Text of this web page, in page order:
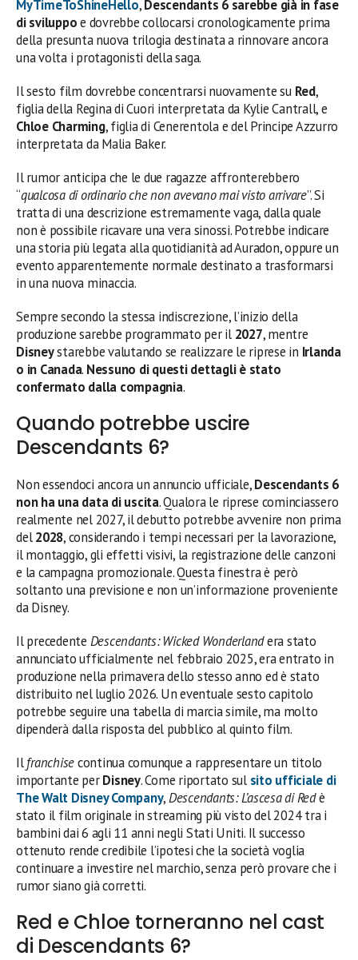
MyTimeToShineHello, Descendants 6 sarebbe già in fase
di sviluppoe dovrebbe collocarsi cronologicamente prima
della presunta nuova trilogia destinata a rinnovare ancora
una volta i protagonisti della saga.
Il sesto film dovrebbe concentrarsi nuovamente su Red,
figlia della Regina di Cuori interpretata da Kylie Cantrall, e
Chloe Charming, figlia di Cenerentola e del Principe Azzurro
interpretata da Malia Baker.
Il rumor anticipa che le due ragazze affronterebbero
“qualcosa di ordinario che non avevano mai visto arrivare”. Si
tratta di una descrizione estremamente vaga, dalla quale
non è possibile ricavare una vera sinossi. Potrebbe indicare
una storia più legata alla quotidianità ad Auradon, oppure un
evento apparentemente normale destinato a trasformarsi
in una nuova minaccia.
Sempre secondo la stessa indiscrezione, l’inizio della
produzione sarebbe programmato per il 2027, mentre
Disneystarebbe valutando se realizzare le riprese in Irlanda
o in Canada. Nessuno di questi dettagli è stato
confermato dalla compagnia.
Quando potrebbe uscire
Descendants 6?
Non essendoci ancora un annuncio ufficiale,Descendants 6
non ha una data di uscita. Qualora le riprese cominciassero
realmente nel 2027, il debutto potrebbe avvenire non prima
del2028, considerando i tempi necessari per la lavorazione,
il montaggio, gli effetti visivi, la registrazione delle canzoni
e la campagna promozionale. Questa finestra è però
soltanto una previsione e non un’informazione proveniente
da Disney.
Il precedente Descendants: Wicked Wonderlandera stato
annunciato ufficialmente nel febbraio 2025, era entrato in
produzione nella primavera dello stesso anno ed è stato
distribuito nel luglio 2026. Un eventuale sesto capitolo
potrebbe seguire una tabella di marcia simile, ma molto
dipenderà dalla risposta del pubblico al quinto film.
Ilfranchisecontinua comunque a rappresentare un titolo
importante perDisney. Come riportato sul sito ufficiale di
The Walt Disney Company,Descendants: L’ascesa di Redè
stato il film originale in streaming più visto del 2024 tra i
bambini dai 6 agli 11 anni negli Stati Uniti. Il successo
ottenuto rende credibile l’ipotesi che la società voglia
continuare a investire nel marchio, senza però provare che i
rumor siano già corretti.
Red e Chloe torneranno nel cast
di Descendants 6?